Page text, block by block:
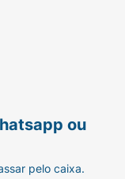
ou
pelo caixa.